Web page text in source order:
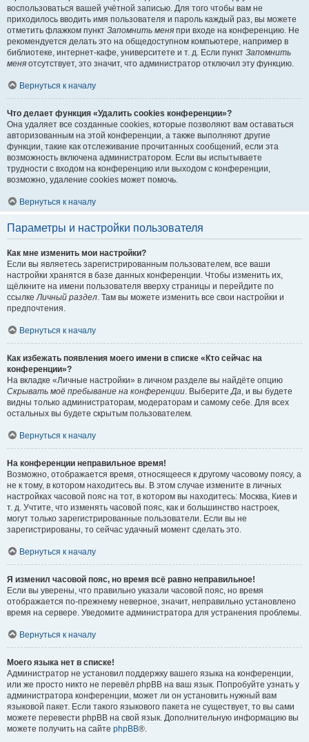
воспользоваться вашей учётной записью. Для того чтобы вам не
приходилось вводить имя пользователя и пароль каждый раз, вы можете
отметить флажком пункт Запомнить меня при входе на конференцию. Не
рекомендуется делать это на общедоступном компьютере, например в
библиотеке, интернет-кафе, университете и т. д. Если пункт Запомнить
меня отсутствует, это значит, что администратор отключил эту функцию.
Вернуться к началу
Что делает функция «Удалить cookies конференции»?
Она удаляет все созданные cookies, которые позволяют вам оставаться
авторизованным на этой конференции, а также выполняют другие
функции, такие как отслеживание прочитанных сообщений, если эта
возможность включена администратором. Если вы испытываете
трудности с входом на конференцию или выходом с конференции,
возможно, удаление cookies может помочь.
Вернуться к началу
Параметры и настройки пользователя
Как мне изменить мои настройки?
Если вы являетесь зарегистрированным пользователем, все ваши
настройки хранятся в базе данных конференции. Чтобы изменить их,
щёлкните на имени пользователя вверху страницы и перейдите по
ссылкеЛичный раздел. Там вы можете изменить все свои настройки и
предпочтения.
Вернуться к началу
Как избежать появления моего имени в списке «Кто сейчас на
конференции»?
На вкладке «Личные настройки» в личном разделе вы найдёте опцию
Скрывать моё пребывание на конференции. ВыберитеДа, и вы будете
видны только администраторам, модераторам и самому себе. Для всех
остальных вы будете скрытым пользователем.
Вернуться к началу
На конференции неправильное время!
Возможно, отображается время, относящееся к другому часовому поясу, а
не к тому, в котором находитесь вы. В этом случае измените в личных
настройках часовой пояс на тот, в котором вы находитесь: Москва, Киев и
т. д. Учтите, что изменять часовой пояс, как и большинство настроек,
могут только зарегистрированные пользователи. Если вы не
зарегистрированы, то сейчас удачный момент сделать это.
Вернуться к началу
Я изменил часовой пояс, но время всё равно неправильное!
Если вы уверены, что правильно указали часовой пояс, но время
отображается по-прежнему неверное, значит, неправильно установлено
время на сервере. Уведомите администратора для устранения проблемы.
Вернуться к началу
Моего языка нет в списке!
Администратор не установил поддержку вашего языка на конференции,
или же просто никто не перевёл phpBB на ваш язык. Попробуйте узнать у
администратора конференции, может ли он установить нужный вам
языковой пакет. Если такого языкового пакета не существует, то вы сами
можете перевести phpBB на свой язык. Дополнительную информацию вы
можете получить на сайте phpBB®.